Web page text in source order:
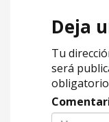
Deja
Tu
será